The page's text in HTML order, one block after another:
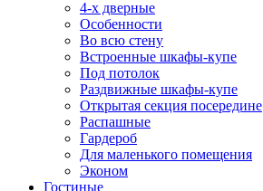
4-х дверные
Особенности
Во всю стену
Встроенные шкафы-купе
Под потолок
Раздвижные шкафы-купе
Открытая секция посередине
Распашные
Гардероб
Для маленького помещения
Эконом
Гостиные